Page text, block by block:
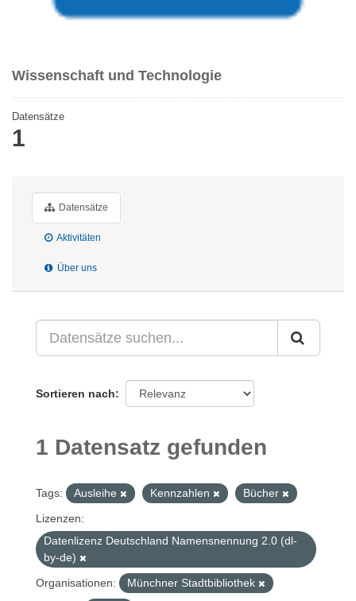
Wissenschaft und Technologie
Datensätze
1
Datensätze
Aktivitäten
Über uns
Sortieren nach
1 Datensatz gefunden
Tags: Ausleihe Kennzahlen
Bücher
Lizenzen:
Datenlizenz Deutschland Namensnennung 2.0 (dl-
by-de)
Organisationen:
Münchner Stadtbibliothek